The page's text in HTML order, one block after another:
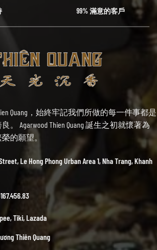
99% 滿意的客戶
Quang，始終牢記我們所做的每一件事都是
。 Agarwood Thien Quang 誕生之初就懷著為
的願望。
Le Hong Phong Urban Area 1, Nha Trang, Khanh
,Tiki,Lazada
Thiên Quang